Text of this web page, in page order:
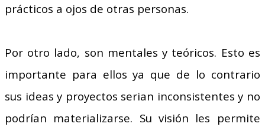
prácticos a ojos de otras personas.
Por otro lado, son mentales y teóricos. Esto es
importante para ellos ya que de lo contrario
sus ideas y proyectos serian inconsistentes y no
podrían materializarse. Su visión les permite